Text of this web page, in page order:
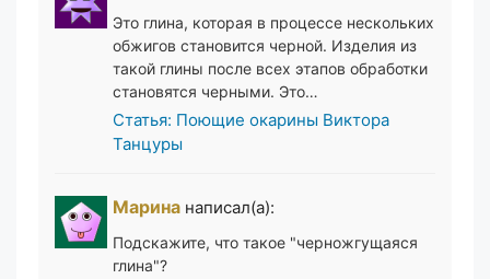
Это глина, которая в процессе нескольких
обжигов становится черной. Изделия из
такой глины после всех этапов обработки
становятся черными. Это…
Статья: Поющие окарины Виктора
Танцуры
Марина написал(а):
Подскажите, что такое "черножгущаяся
глина"?